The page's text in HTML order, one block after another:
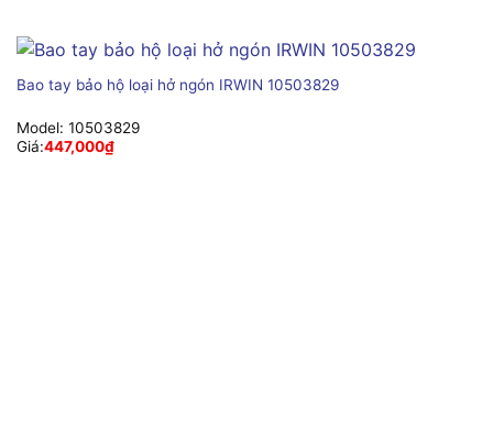
Bao tay bảo hộ loại hở ngón IRWIN 10503829
Model: 10503829
Giá:447,000₫